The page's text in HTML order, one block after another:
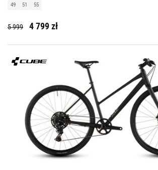
49 51 55
5 999 4 799 zł